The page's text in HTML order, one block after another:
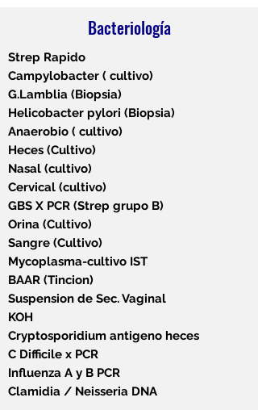
Bacteriología
Strep Rapido
Campylobacter ( cultivo)
G.Lamblia (Biopsia)
Helicobacter pylori (Biopsia)
Anaerobio ( cultivo)
Heces (Cultivo)
Nasal (cultivo)
Cervical (cultivo)
GBS X PCR (Strep grupo B)
Orina (Cultivo)
Sangre (Cultivo)
Mycoplasma-cultivo IST
BAAR (Tincion)
Suspension de Sec. Vaginal
KOH
Cryptosporidium antigeno heces
C Difficile x PCR
Influenza A y B PCR
Clamidia / Neisseria DNA